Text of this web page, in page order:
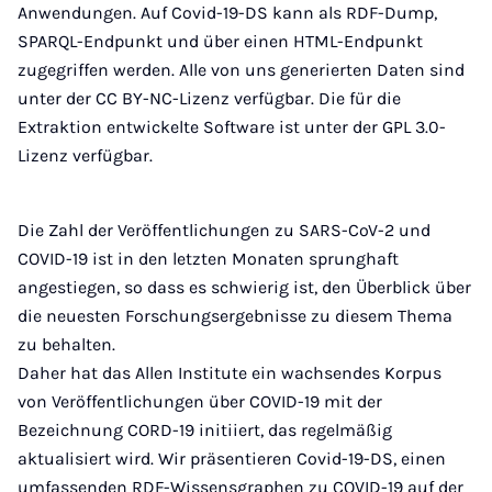
Anwendungen. Auf Covid-19-DS kann als RDF-Dump,
SPARQL-Endpunkt und über einen HTML-Endpunkt
zugegriffen werden. Alle von uns generierten Daten sind
unter der CC BY-NC-Lizenz verfügbar. Die für die
Extraktion entwickelte Software ist unter der GPL 3.0-
Lizenz verfügbar.
Die Zahl der Veröffentlichungen zu SARS-CoV-2 und
COVID-19 ist in den letzten Monaten sprunghaft
angestiegen, so dass es schwierig ist, den Überblick über
die neuesten Forschungsergebnisse zu diesem Thema
zu behalten.
Daher hat das Allen Institute ein wachsendes Korpus
von Veröffentlichungen über COVID-19 mit der
Bezeichnung CORD-19 initiiert, das regelmäßig
aktualisiert wird. Wir präsentieren Covid-19-DS, einen
umfassenden RDF-Wissensgraphen zu COVID-19 auf der